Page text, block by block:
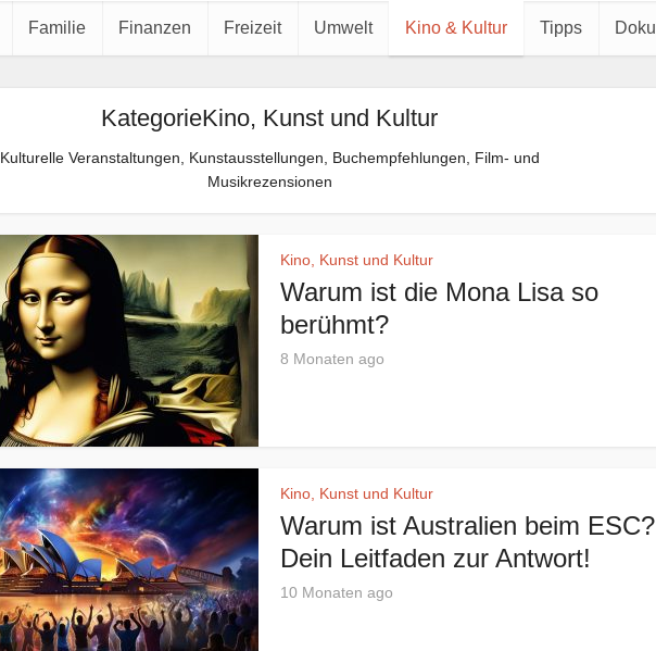
Familie Finanzen Freizeit Umwelt Kino & Kultur Tipps Doku
KategorieKino, Kunst und Kultur
Kulturelle Veranstaltungen, Kunstausstellungen, Buchempfehlungen, Film- und
Musikrezensionen
Kino, Kunst und Kultur
Warum ist die Mona Lisa so
berühmt?
8 Monaten ago
Kino, Kunst und Kultur
Warum ist Australien beim ESC?
Dein Leitfaden zur Antwort!
10 Monaten ago